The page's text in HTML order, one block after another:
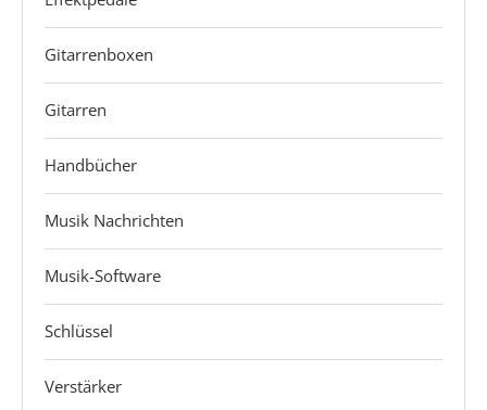
Gitarrenboxen
Gitarren
Handbücher
Musik Nachrichten
Musik-Software
Schlüssel
Verstärker